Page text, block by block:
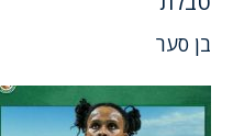
בן סער